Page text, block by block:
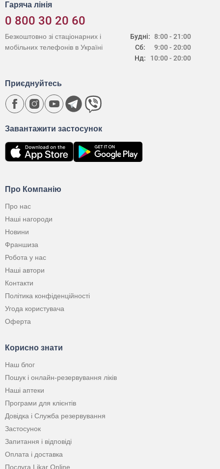
Гаряча лінія
0 800 30 20 60
Будні:
Сб:
Нд:
8:00 - 21:00
9:00 - 20:00
10:00 - 20:00
Безкоштовно зі стаціонарних і
мобільних телефонів в Україні
Про Компанію
Про нас
Наші нагороди
Новини
Франшиза
Робота у нас
Наші автори
Контакти
Політика конфіденційності
Угода користувача
Оферта
Корисно знати
Наш блог
Пошук і онлайн-резервування ліків
Наші аптеки
Програми для клієнтів
Довідка і Служба резервування
Застосунок
Запитання і відповіді
Оплата і доставка
Послуга Likar Online
Завантажити застосунок
Приєднуйтесь